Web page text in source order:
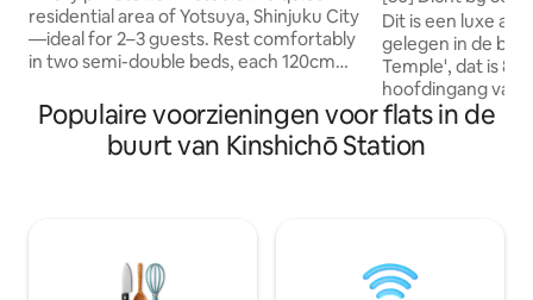
residential area of Yotsuya, Shinjuku City
—ideal for 2–3 guests. Rest comfortably
in two semi-double beds, each 120cm
guests. (For a third guest, one additional
Japanese-style futon set can be
prepared upon request.) Blackout
separate place to relax, read, or plan
your next day. From the window, you
minuut naar
appartement / 42
woning / Directe
Ginza, Shibuya
wifi
Dit is een luxe
gelegen in de
Temple', dat is 8
hoofdingang van
minuut naar het
metrostation
uur per dag
voor een lange
verblijven. De kamer is vol ruimte, met 2
Populaire voorzieningen voor flats in de
buurt van Kinshichō Station